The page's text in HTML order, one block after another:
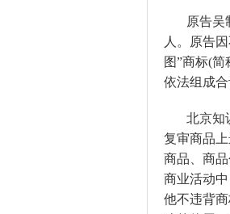
原告吴
人。原告
图”商标(
依法组成
北京知
复审商品
商品、商
商业活动
他不违背